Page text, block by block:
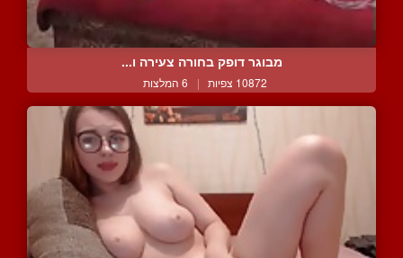
מבוגר דופק בחורה צעירה ו...
10872 צפיות | 6 המלצות